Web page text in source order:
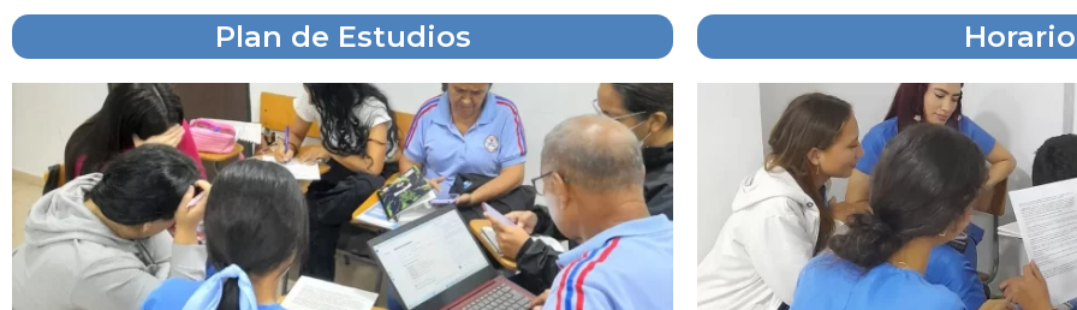
Plan de Estudios